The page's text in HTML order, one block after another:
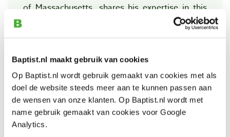
Baptist.nl maakt gebruik van cookies
Op Baptist.nl wordt gebruik gemaakt van cookies met als
doel de website steeds meer aan te kunnen passen aan
de wensen van onze klanten. Op Baptist.nl wordt met
name gebruik gemaakt van cookies voor Google
Analytics.
of Massachusetts, shares his expertise in this
definitive book. With just naked eye and a hand
lens or elementary microscope, you will be able
to identify over 180 hardwoods, softwoods and
tropical woods by following the
straightforward techniques described in this
book.
The secret to hoadley's approach is its